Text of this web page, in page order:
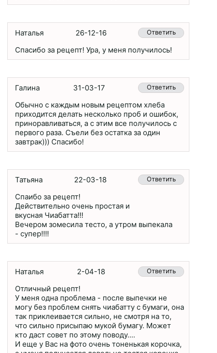
Наталья 26-12-16 Ответить
Спасибо за рецепт! Ура, у меня получилось!
Галина 31-03-17 Ответить
Обычно с каждым новым рецептом хлеба
приходится делать несколько проб и ошибок,
приноравливаться, а с этим все получилось с
первого раза. Съели без остатка за один
завтрак))) Спасибо!
Татьяна 22-03-18 Ответить
Спаибо за рецепт!
Действительно очень простая и
вкусная Чиабатта!!!
Вечером зомесила тесто, а утром выпекала
- супер!!!!
Наталья 2-04-18 Ответить
Отличный рецепт!
У меня одна проблема - после выпечки не
могу без проблем снять чиабатту с бумаги, она
так приклеивается сильно, не смотря на то,
что сильно присыпаю мукой бумагу. Может
кто даст совет по этому поводу....
И еще у Вас на фото очень тоненькая корочка,